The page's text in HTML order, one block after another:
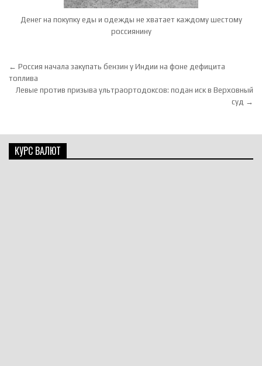
Денег на покупку еды и одежды не хватает каждому шестому
россиянину
Навигация по записям
← Россия начала закупать бензин у Индии на фоне дефицита
топлива
Левые против призыва ультраортодоксов: подан иск в Верховный
суд →
КУРС ВАЛЮТ